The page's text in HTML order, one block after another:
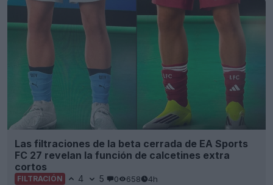
Las filtraciones de la beta cerrada de EA Sports
FC 27 revelan la función de calcetines extra
cortos
FILTRACIÓN 4 5 0 658 4h